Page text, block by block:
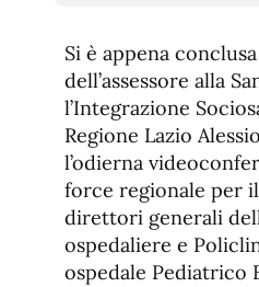
Si è appena
dell’assessore alla
l’Integrazione
Regione Lazio
l’odierna
force regionale per
direttori generali
ospedaliere e
ospedale Pediatrico